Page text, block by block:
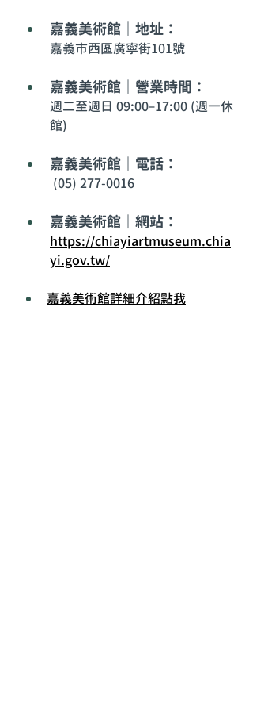
嘉義美術館｜地址：
嘉義市西區廣寧街101號
嘉義美術館｜營業時間：
週二至週日 09:00–17:00 (週一休
館)
嘉義美術館｜電話：
(05) 277-0016
嘉義美術館｜網站：
https://chiayiartmuseum.chia
yi.gov.tw/
嘉義美術館詳細介紹點我